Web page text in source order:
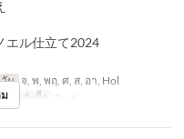
エル仕立て2024
วัน จ, พ, พฤ, ศ, ส, อา, Hol
การสั่งซื้อ 2 ~ 6
ม